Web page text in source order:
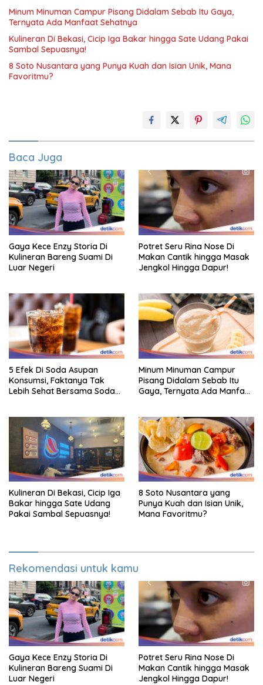
Minum Minuman Campur Pisang Didalam Sebab Itu Gaya,
Ternyata Ada Manfaat Sehatnya
Kulineran Di Bekasi, Cicip Iga Bakar hingga Sate Udang Pakai
Sambal Sepuasnya!
8 Soto Nusantara yang Punya Kuah dan Isian Unik, Mana
Favoritmu?
Baca Juga
Gaya Kece Enzy Storia Di
Kulineran Bareng Suami Di
Luar Negeri
Potret Seru Rina Nose Di
Makan Cantik hingga Masak
Jengkol Hingga Dapur!
5 Efek Di Soda Asupan
Konsumsi, Faktanya Tak
Lebih Sehat Bersama Soda
Minum Minuman Campur
Pisang Didalam Sebab Itu
Gaya, Ternyata Ada Manfaat
Kulineran Di Bekasi, Cicip Iga
Bakar hingga Sate Udang
Pakai Sambal Sepuasnya!
8 Soto Nusantara yang
Punya Kuah dan Isian Unik,
Mana Favoritmu?
Rekomendasi untuk kamu
Gaya Kece Enzy Storia Di
Kulineran Bareng Suami Di
Luar Negeri
Potret Seru Rina Nose Di
Makan Cantik hingga Masak
Jengkol Hingga Dapur!